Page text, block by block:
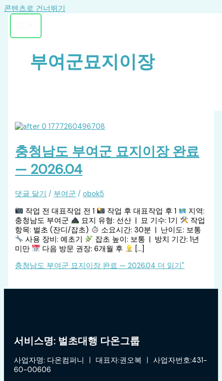
콘텐츠로 건너뛰기
부여군묘지이장
충청남도 부여군 묘지이장 완료
— 2026.04
댓글 달기 / 부여군 /obok5
작업 전 대표작업 전 1
작업 후 대표작업 후 1
지역:
충청남도 부여군
묘지 유형: 선산 | 묘 기수: 1기
작업
항목: 벌초 (잔디/잡초)
소요시간: 30분 | 난이도: 보통
사용 장비: 예초기
잡초 높이: 보통 | 방치 기간: 1년
미만
다음 방문 권장: 6개월 후
[…]
충청남도 부여군 묘지이장 완료 — 2026.04 더 읽기"
서비스명: 벌초대행 다온그룹
사업자명: 다온컴퍼니 ㅣ 대표자:권오복 ㅣ 사업자번호:431-
60-00606